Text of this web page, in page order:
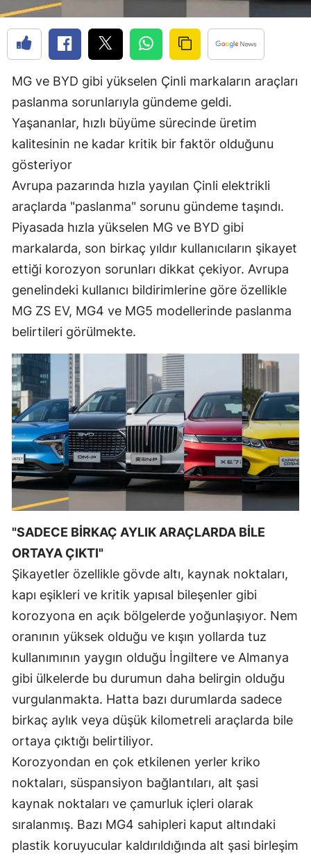
Erzurum
Eskişehir
Gaziantep
Giresun
Gümüşhane
Hatay
Isparta
Mersin
İstanbul
İzmir
Kastamonu
Kayseri
Kırklareli
Kırşehir
Kocaeli
Kütahya
Manisa
Kahramanmaraş
Muğla
Muş
Niğde
Ordu
Rize
Sakarya
MG ve BYD gibi yükselen Çinli markaların araçları
paslanma sorunlarıyla gündeme geldi.
Yaşananlar, hızlı büyüme sürecinde üretim
kalitesinin ne kadar kritik bir faktör olduğunu
gösteriyor
Avrupa pazarında hızla yayılan Çinli elektrikli
araçlarda "paslanma" sorunu gündeme taşındı.
Piyasada hızla yükselen MG ve BYD gibi
markalarda, son birkaç yıldır kullanıcıların şikayet
ettiği korozyon sorunları dikkat çekiyor. Avrupa
genelindeki kullanıcı bildirimlerine göre özellikle
MG ZS EV, MG4 ve MG5 modellerinde paslanma
belirtileri görülmekte.
"SADECE BİRKAÇ AYLIK ARAÇLARDA BİLE
ORTAYA ÇIKTI"
Şikayetler özellikle gövde altı, kaynak noktaları,
kapı eşikleri ve kritik yapısal bileşenler gibi
korozyona en açık bölgelerde yoğunlaşıyor. Nem
oranının yüksek olduğu ve kışın yollarda tuz
kullanımının yaygın olduğu İngiltere ve Almanya
gibi ülkelerde bu durumun daha belirgin olduğu
vurgulanmakta. Hatta bazı durumlarda sadece
birkaç aylık veya düşük kilometreli araçlarda bile
ortaya çıktığı belirtiliyor.
Korozyondan en çok etkilenen yerler kriko
noktaları, süspansiyon bağlantıları, alt şasi
kaynak noktaları ve çamurluk içleri olarak
sıralanmış. Bazı MG4 sahipleri kaput altındaki
plastik koruyucular kaldırıldığında alt şasi birleşim